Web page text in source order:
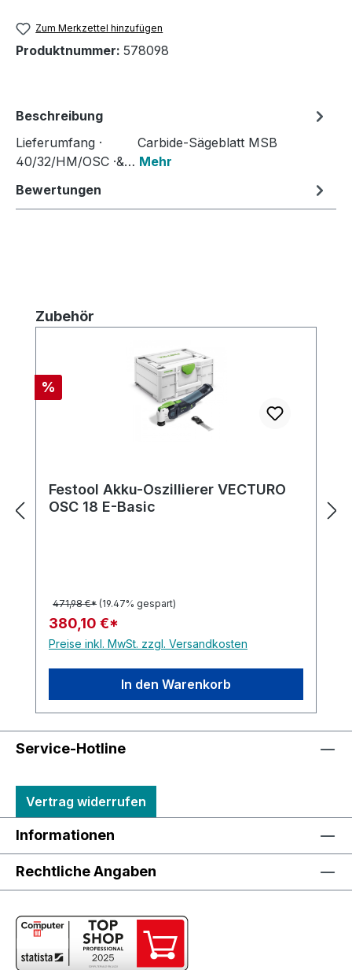
Zum Merkzettel hinzufügen
Produktnummer: 578098
Beschreibung
Lieferumfang · Carbide-Sägeblatt MSB
40/32/HM/OSC ·&… Mehr
Bewertungen
Produktgalerie überspringen
Zubehör
Rabatt
%
Festool Akku-Oszillierer VECTURO
OSC 18 E-Basic
471,98 €* (19.47% gespart)
380,10 €*
Preise inkl. MwSt. zzgl. Versandkosten
In den Warenkorb
Service-Hotline
Vertrag widerrufen
Informationen
Rechtliche Angaben